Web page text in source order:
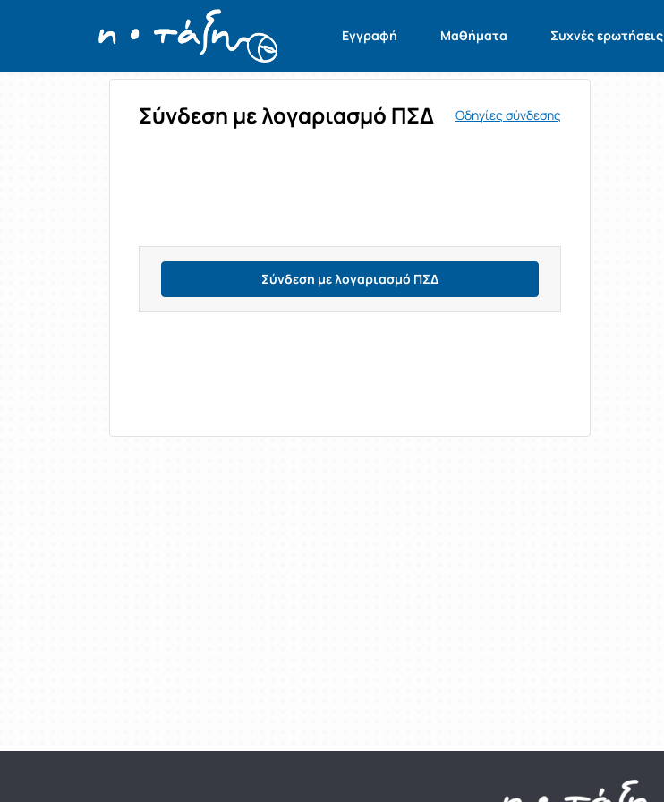
Εγγραφή Μαθήματα Συχνές ερωτήσεις
Σύνδεση
Σύνδεση με λογαριασμό ΠΣΔ Οδηγίες σύνδεσης
Σύνδεση με λογαριασμό ΠΣΔ